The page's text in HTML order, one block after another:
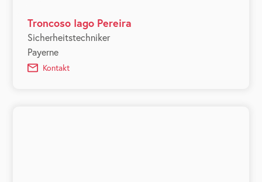
Troncoso Iago Pereira
Sicherheitstechniker
Payerne
Kontakt